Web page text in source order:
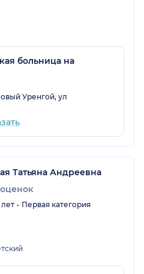
больница на
Уренгой, ул
Татьяна Андреевна
Первая категория